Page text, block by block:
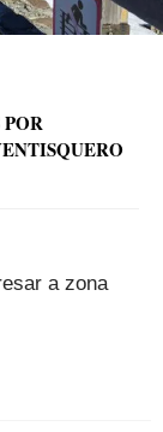
a zona